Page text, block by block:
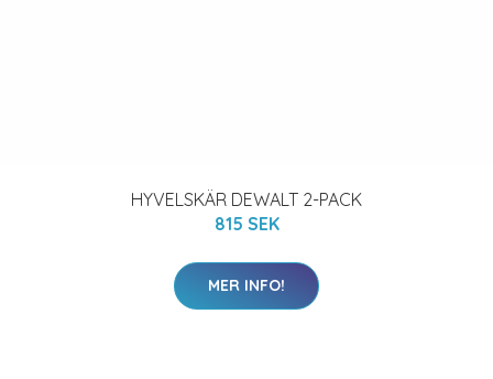
HYVELSKÄR DEWALT 2-PACK
815 SEK
MER INFO!